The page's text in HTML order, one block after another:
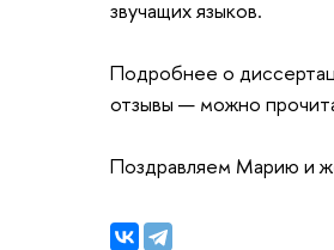
звучащих языков.
Подробнее о
отзывы — можно
Поздравляем Марию и